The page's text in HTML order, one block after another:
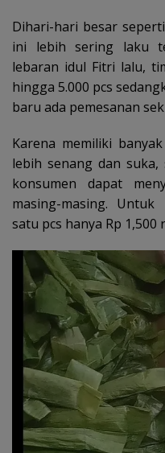
Dihari-hari besar
ini lebih sering laku
lebaran idul Fitri lalu,
hingga 5.000 pcs
baru ada pemesanan
Karena memiliki
lebih senang dan
konsumen dapat
masing-masing.
satu pcs hanya Rp 1,500